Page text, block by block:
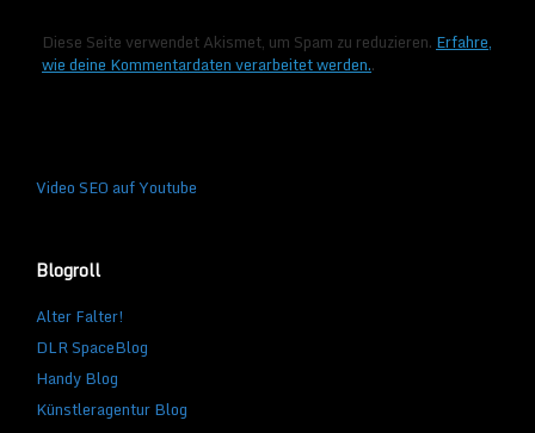
Diese Seite verwendet Akismet, um Spam zu reduzieren. Erfahre,
wie deine Kommentardaten verarbeitet werden..
Video SEO auf Youtube
Blogroll
Alter Falter!
DLR SpaceBlog
Handy Blog
Künstleragentur Blog